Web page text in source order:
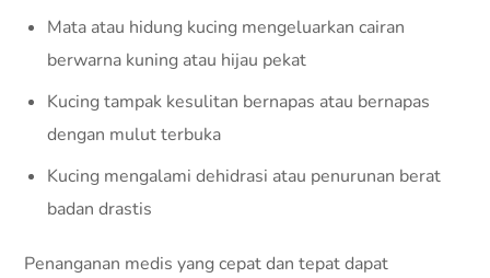
Mata atau hidung kucing mengeluarkan cairan
berwarna kuning atau hijau pekat
Kucing tampak kesulitan bernapas atau bernapas
dengan mulut terbuka
Kucing mengalami dehidrasi atau penurunan berat
badan drastis
Penanganan medis yang cepat dan tepat dapat